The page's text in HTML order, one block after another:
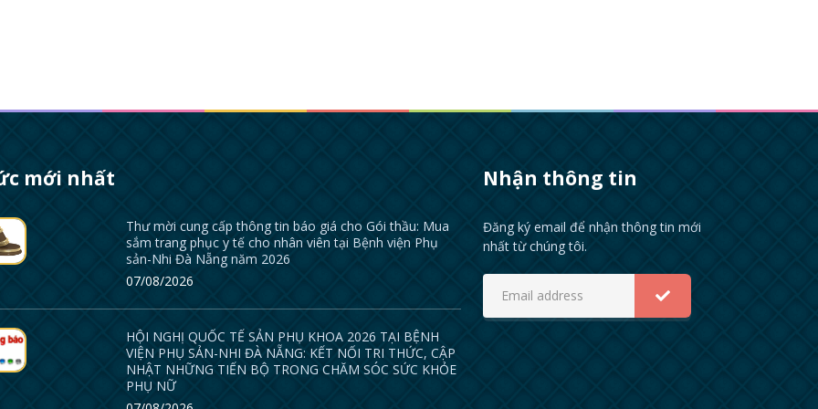
mới nhất
Thư mời cung cấp thông tin báo giá cho Gói thầu: Mua
sắm trang phục y tế cho nhân viên tại Bệnh viện Phụ
sản-Nhi Đà Nẵng năm 2026
07/08/2026
HỘI NGHỊ QUỐC TẾ SẢN PHỤ KHOA 2026 TẠI BỆNH
VIỆN PHỤ SẢN-NHI ĐÀ NẴNG: KẾT NỐI TRI THỨC, CẬP
NHẬT NHỮNG TIẾN BỘ TRONG CHĂM SÓC SỨC KHỎE
PHỤ NỮ
Nhận thông tin
Đăng ký email để nhận thông tin mới
nhất từ chúng tôi.